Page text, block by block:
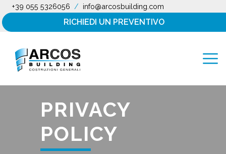
+39 055 5326056 / info@arcosbuilding.com
RICHIEDI UN PREVENTIVO
PRIVACY
POLICY